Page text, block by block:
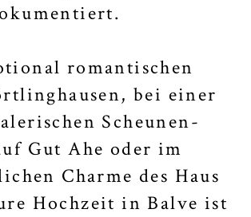
romantischen
, bei einer
Scheunen-
Gut Ahe oder im
Charme des Haus
Hochzeit in Balve ist